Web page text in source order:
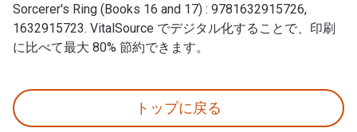
Sorcerer's Ring (Books 16 and 17) : 9781632915726,
1632915723. VitalSource でデジタル化することで、印刷
に比べて最大 80% 節約できます。
トップに戻る